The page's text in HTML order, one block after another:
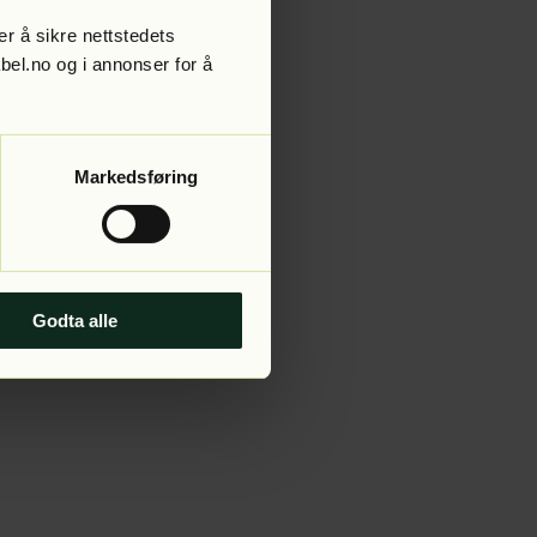
å sikre nettstedets
og i annonser for å
Markedsføring
Godta alle